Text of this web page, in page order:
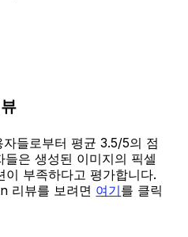
들로부터 평균 3.5/5의 점
은 생성된 이미지의 픽셀
부족하다고 평가합니다.
리뷰를 보려면 여기를 클릭